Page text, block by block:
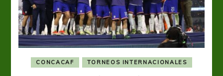
CONCACAF TORNEOS INTERNACIONALES